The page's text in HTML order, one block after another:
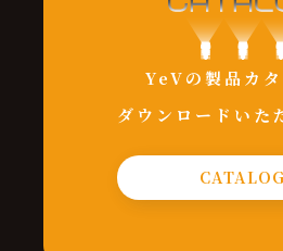
YeVの製品カ
ダウンロードいた
CATALOG